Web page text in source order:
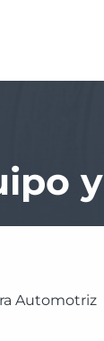
Automotriz